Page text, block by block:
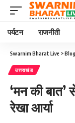
पर्यटन राजनीती
Swarnim Bharat Live >Blog
उत्तराखंड
‘मन की बात’
रेखा आर्या